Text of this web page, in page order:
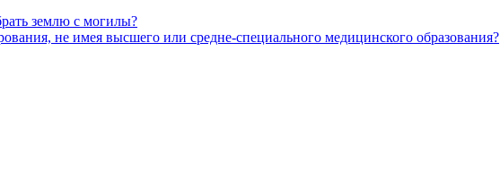
землю с могилы?
не имея высшего или средне-специального медицинского образования?